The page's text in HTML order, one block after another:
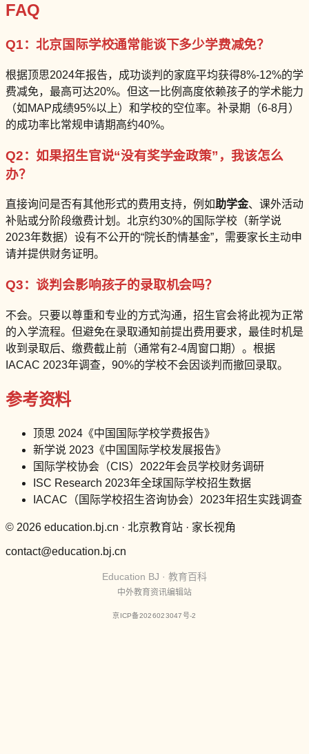
FAQ
Q1：北京国际学校通常能谈下多少学费减免？
根据顶思2024年报告，成功谈判的家庭平均获得8%-12%的学
费减免，最高可达20%。但这一比例高度依赖孩子的学术能力
（如MAP成绩95%以上）和学校的空位率。补录期（6-8月）
的成功率比常规申请期高约40%。
Q2：如果招生官说“没有奖学金政策”，我该怎么
办？
直接询问是否有其他形式的费用支持，例如助学金、课外活动
补贴或分阶段缴费计划。北京约30%的国际学校（新学说
2023年数据）设有不公开的“院长酌情基金”，需要家长主动申
请并提供财务证明。
Q3：谈判会影响孩子的录取机会吗？
不会。只要以尊重和专业的方式沟通，招生官会将此视为正常
的入学流程。但避免在录取通知前提出费用要求，最佳时机是
收到录取后、缴费截止前（通常有2-4周窗口期）。根据
IACAC 2023年调查，90%的学校不会因谈判而撤回录取。
参考资料
顶思 2024《中国国际学校学费报告》
新学说 2023《中国国际学校发展报告》
国际学校协会（CIS）2022年会员学校财务调研
ISC Research 2023年全球国际学校招生数据
IACAC（国际学校招生咨询协会）2023年招生实践调查
© 2026 education.bj.cn · 北京教育站 · 家长视角
contact@education.bj.cn
Education BJ · 教育百科
中外教育资讯编辑站
京ICP备2026023047号-2